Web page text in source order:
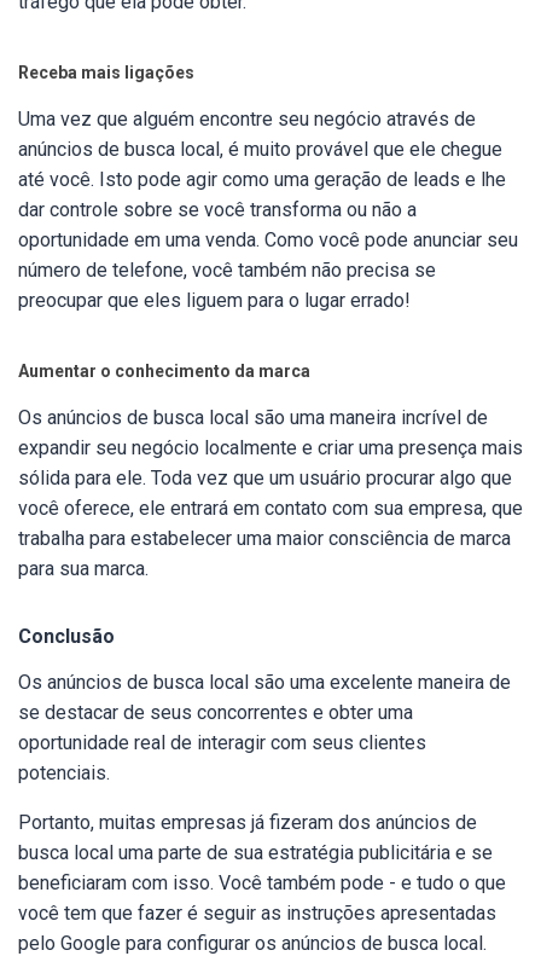
Receba mais ligações
Uma vez que alguém encontre seu negócio através de
anúncios de busca local, é muito provável que ele chegue
até você. Isto pode agir como uma geração de leads e lhe
dar controle sobre se você transforma ou não a
oportunidade em uma venda. Como você pode anunciar seu
número de telefone, você também não precisa se
preocupar que eles liguem para o lugar errado!
Aumentar o conhecimento da marca
Os anúncios de busca local são uma maneira incrível de
expandir seu negócio localmente e criar uma presença mais
sólida para ele. Toda vez que um usuário procurar algo que
você oferece, ele entrará em contato com sua empresa, que
trabalha para estabelecer uma maior consciência de marca
para sua marca.
Conclusão
Os anúncios de busca local são uma excelente maneira de
se destacar de seus concorrentes e obter uma
oportunidade real de interagir com seus clientes
potenciais.
Portanto, muitas empresas já fizeram dos anúncios de
busca local uma parte de sua estratégia publicitária e se
beneficiaram com isso. Você também pode - e tudo o que
você tem que fazer é seguir as instruções apresentadas
pelo Google para configurar os anúncios de busca local.